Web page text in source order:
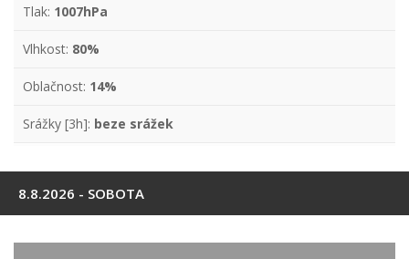
Tlak: 1007hPa
Vlhkost: 80%
Oblačnost: 14%
Srážky [3h]: beze srážek
8.8.2026 - SOBOTA